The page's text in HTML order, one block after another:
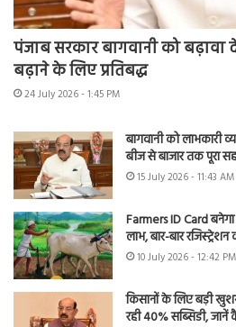
पंजाब सरकार बागवानी को
बढ़ाने के लिए प्रतिबद्ध
24 July 2026 - 1:45 PM
बागवानी को लाभकारी
बीज से बाजार तक पूरा
15 July 2026 - 11:43 AM
Farmers ID Card
लाभ, बार-बार
10 July 2026 - 12:42 PM
किसानों के लिए बड़ी
रही 40% सब्सिडी,